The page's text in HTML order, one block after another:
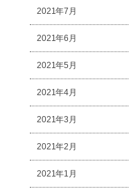
2021年7月
2021年6月
2021年5月
2021年4月
2021年3月
2021年2月
2021年1月